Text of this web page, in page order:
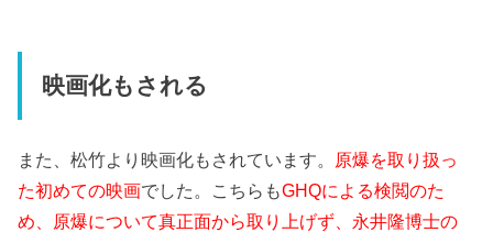
映画化もされる
また、松竹より映画化もされています。 原爆を取り扱っ
た初めての映画でした。こちらもGHQによる検閲のた
め、原爆について真正面から取り上げず、永井隆博士の